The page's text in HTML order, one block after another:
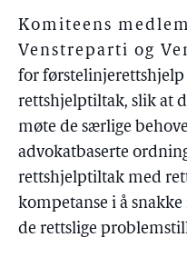
Komiteens
Venstreparti og
for
rettshjelptiltak, slik at
møte de særlige
advokatbaserte
rettshjelptiltak med
kompetanse i å
de rettslige